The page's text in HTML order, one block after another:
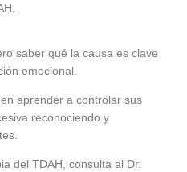
saber qué la causa es clave
emocional.
aprender a controlar sus
reconociendo y
del TDAH, consulta al Dr.